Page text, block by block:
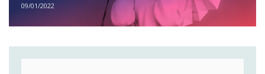
09/01/2022